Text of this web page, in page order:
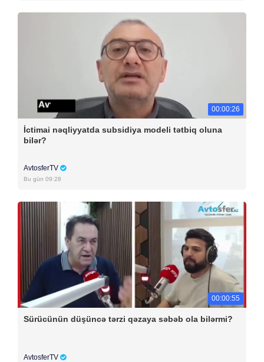
00:00:26
İctimai nəqliyyatda subsidiya modeli tətbiq oluna
bilər?
AvtosferTV
Bu gün 09:28
00:00:55
Sürücünün düşüncə tərzi qəzaya səbəb ola bilərmi?
AvtosferTV